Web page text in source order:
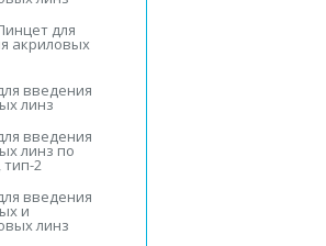
для
акриловых
введения
линз
введения
линз по
тип-2
введения
и
линз